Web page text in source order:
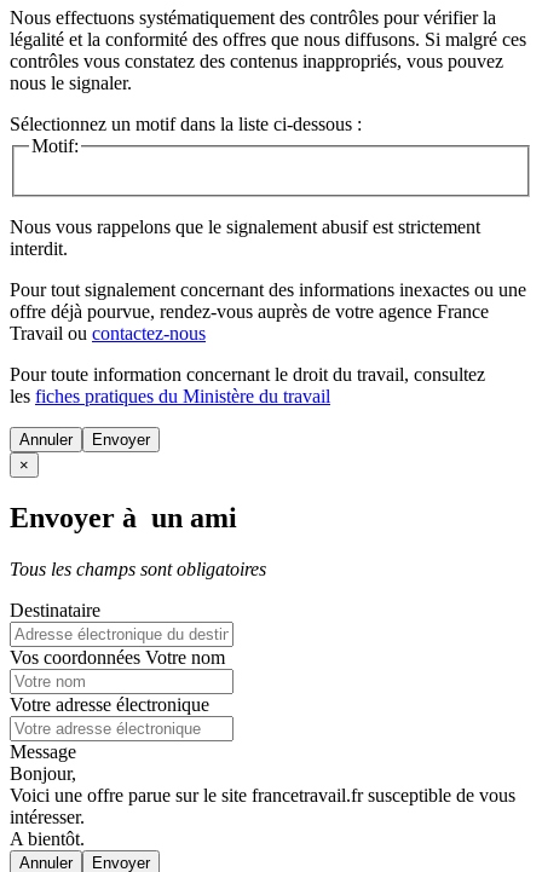
Nous effectuons systématiquement des contrôles pour vérifier la
légalité et la conformité des offres que nous diffusons. Si malgré ces
contrôles vous constatez des contenus inappropriés, vous pouvez
nous le signaler.
Sélectionnez un motif dans la liste ci-dessous :
Motif:
Nous vous rappelons que le signalement abusif est strictement
interdit.
Pour tout signalement concernant des informations inexactes ou une
offre déjà pourvue, rendez-vous auprès de votre agence France
Travail ou contactez-nous
Pour toute information concernant le droit du travail, consultez
les fiches pratiques du Ministère du travail
Annuler
×
Envoyer à un ami
Tous les champs sont obligatoires
Destinataire
Vos coordonnées Votre nom
Votre adresse électronique
Message
Bonjour,
Voici une offre parue sur le site francetravail.fr susceptible de vous
intéresser.
A bientôt.
Annuler